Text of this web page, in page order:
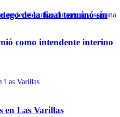
de la final terminó sin
en Las Varillas
como intendente interino